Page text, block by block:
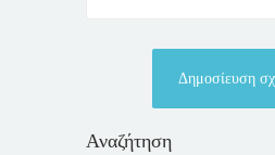
Αναζήτηση